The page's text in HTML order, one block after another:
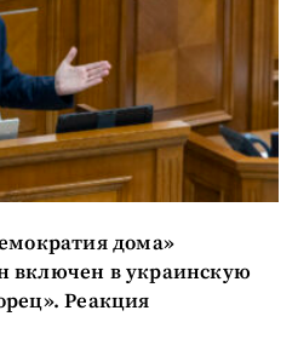
дома»
включен в украинскую
Реакция